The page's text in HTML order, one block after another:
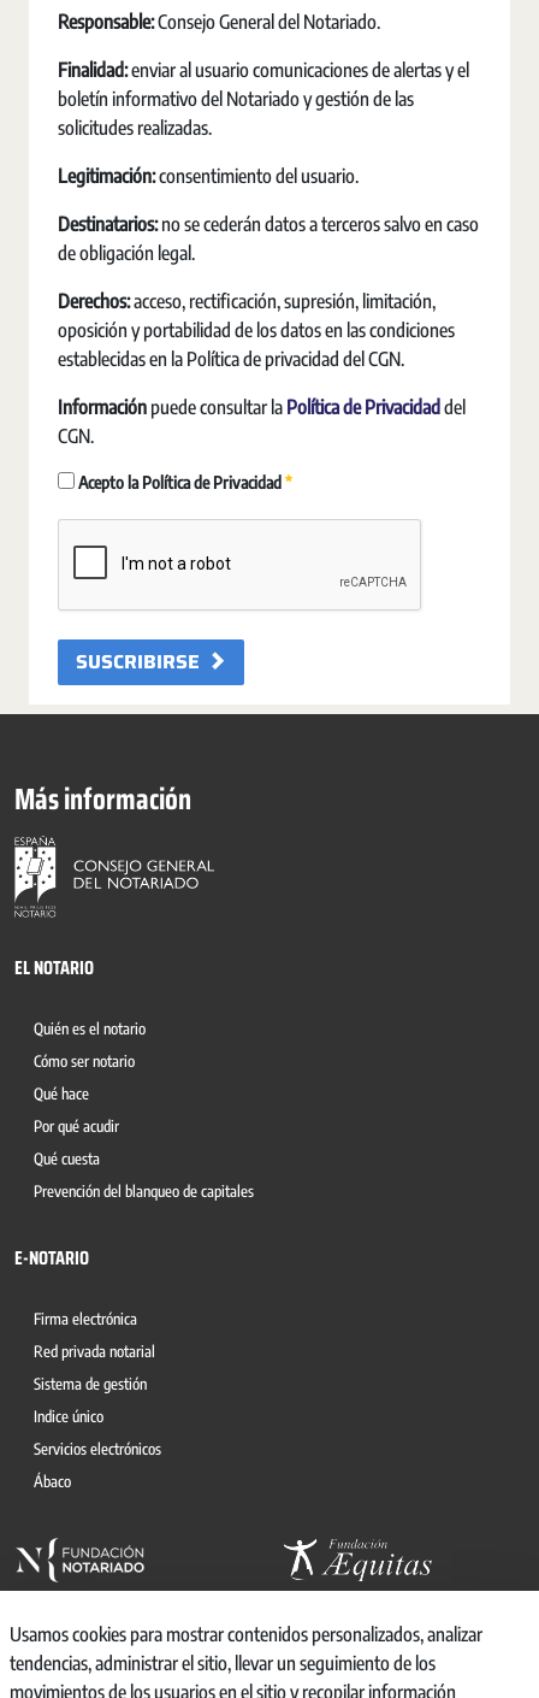
Responsable:Consejo General del Notariado.
Finalidad:enviar al usuario comunicaciones de alertas y el
boletín informativo del Notariado y gestión de las
solicitudes realizadas.
Legitimación:consentimiento del usuario.
Destinatarios:no se cederán datos a terceros salvo en caso
de obligación legal.
Derechos:acceso, rectificación, supresión, limitación,
oposición y portabilidad de los datos en las condiciones
establecidas en la Política de privacidad del CGN.
Información puede consultar la Política de Privacidad del
CGN.
Acepto la Política de Privacidad Requerido
SUSCRIBIRSE
Más información
EL NOTARIO
Quién es el notario
Cómo ser notario
Qué hace
Por qué acudir
Qué cuesta
Prevención del blanqueo de capitales
E-NOTARIO
Firma electrónica
Red privada notarial
Sistema de gestión
Indice único
Servicios electrónicos
Ábaco
Usamos cookies para mostrar contenidos personalizados, analizar
tendencias, administrar el sitio, llevar un seguimiento de los
movimientos de los usuarios en el sitio y recopilar información